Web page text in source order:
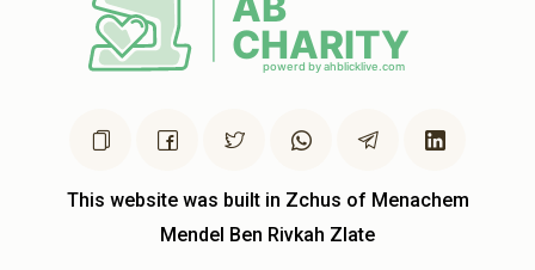
This website was built in Zchus of Menachem
Mendel Ben Rivkah Zlate